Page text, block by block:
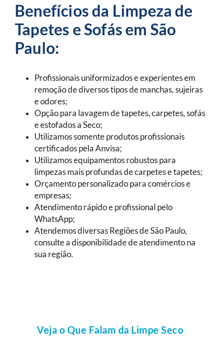
Benefícios da Limpeza de
Tapetes e Sofás em São
Paulo:
Profissionais uniformizados e experientes em
remoção de diversos tipos de manchas, sujeiras
e odores;
Opção para lavagem de tapetes, carpetes, sofás
e estofados a Seco;
Utilizamos somente produtos profissionais
certificados pela Anvisa;
Utilizamos equipamentos robustos para
limpezas mais profundas de carpetes e tapetes;
Orçamento personalizado para comércios e
empresas;
Atendimento rápido e profissional pelo
WhatsApp;
Atendemos diversas Regiões de São Paulo,
consulte a disponibilidade de atendimento na
sua região.
Veja o Que Falam da Limpe Seco